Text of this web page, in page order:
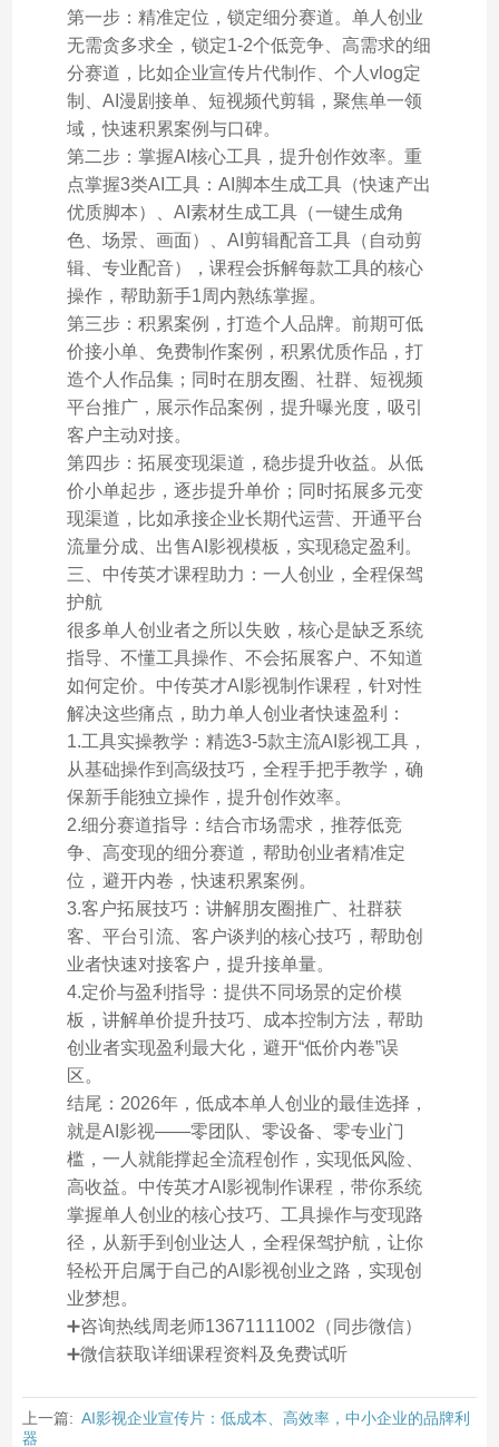
第一步：精准定位，锁定细分赛道。单人创业
无需贪多求全，锁定1-2个低竞争、高需求的细
分赛道，比如企业宣传片代制作、个人vlog定
制、AI漫剧接单、短视频代剪辑，聚焦单一领
域，快速积累案例与口碑。
第二步：掌握AI核心工具，提升创作效率。重
点掌握3类AI工具：AI脚本生成工具（快速产出
优质脚本）、AI素材生成工具（一键生成角
色、场景、画面）、AI剪辑配音工具（自动剪
辑、专业配音），课程会拆解每款工具的核心
操作，帮助新手1周内熟练掌握。
第三步：积累案例，打造个人品牌。前期可低
价接小单、免费制作案例，积累优质作品，打
造个人作品集；同时在朋友圈、社群、短视频
平台推广，展示作品案例，提升曝光度，吸引
客户主动对接。
第四步：拓展变现渠道，稳步提升收益。从低
价小单起步，逐步提升单价；同时拓展多元变
现渠道，比如承接企业长期代运营、开通平台
流量分成、出售AI影视模板，实现稳定盈利。
三、中传英才课程助力：一人创业，全程保驾
护航
很多单人创业者之所以失败，核心是缺乏系统
指导、不懂工具操作、不会拓展客户、不知道
如何定价。中传英才AI影视制作课程，针对性
解决这些痛点，助力单人创业者快速盈利：
1.工具实操教学：精选3-5款主流AI影视工具，
从基础操作到高级技巧，全程手把手教学，确
保新手能独立操作，提升创作效率。
2.细分赛道指导：结合市场需求，推荐低竞
争、高变现的细分赛道，帮助创业者精准定
位，避开内卷，快速积累案例。
3.客户拓展技巧：讲解朋友圈推广、社群获
客、平台引流、客户谈判的核心技巧，帮助创
业者快速对接客户，提升接单量。
4.定价与盈利指导：提供不同场景的定价模
板，讲解单价提升技巧、成本控制方法，帮助
创业者实现盈利最大化，避开“低价内卷”误
区。
结尾：2026年，低成本单人创业的最佳选择，
就是AI影视——零团队、零设备、零专业门
槛，一人就能撑起全流程创作，实现低风险、
高收益。中传英才AI影视制作课程，带你系统
掌握单人创业的核心技巧、工具操作与变现路
径，从新手到创业达人，全程保驾护航，让你
轻松开启属于自己的AI影视创业之路，实现创
业梦想。
➕咨询热线周老师13671111002（同步微信）
➕微信获取详细课程资料及免费试听
上一篇: AI影视企业宣传片：低成本、高效率，中小企业的品牌利
器